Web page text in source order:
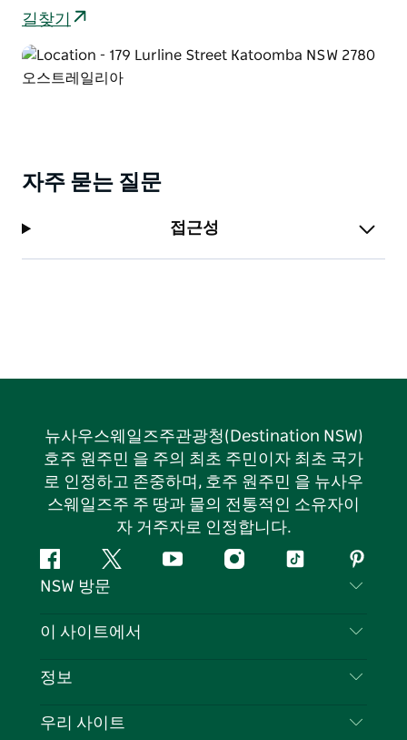
길찾기
자주 묻는 질문
접근성
뉴사우스웨일즈주관광청(Destination NSW)
호주 원주민 을 주의 최초 주민이자 최초 국가
로 인정하고 존중하며, 호주 원주민 을 뉴사우
스웨일즈주 주 땅과 물의 전통적인 소유자이
자 거주자로 인정합니다.
페
이
북
지
다
유
인
틱
핀
터
스
NSW 방문
문의하기
쿠키 고지
이 사이트에서
목적지
정보
여행 정보
우리 사이트